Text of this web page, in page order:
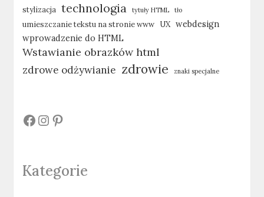
stylizacja technologia tytuły HTML tło
umieszczanie tekstu na stronie www UX webdesign
wprowadzenie do HTML
Wstawianie obrazków html
zdrowe odżywianie zdrowie znaki specjalne
# # #
Kategorie